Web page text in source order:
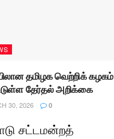
தமிழக வெற்றிக் கழகம்
தேர்தல் அறிக்கை
30, 2026 0
சட்டமன்றத்